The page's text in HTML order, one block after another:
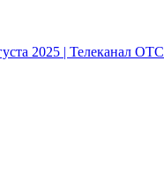
2025 | Телеканал ОТС